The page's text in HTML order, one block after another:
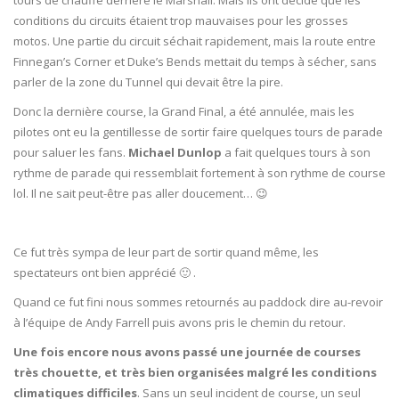
conditions du circuits étaient trop mauvaises pour les grosses
motos. Une partie du circuit séchait rapidement, mais la route entre
Finnegan’s Corner et Duke’s Bends mettait du temps à sécher, sans
parler de la zone du Tunnel qui devait être la pire.
Donc la dernière course, la Grand Final, a été annulée, mais les
pilotes ont eu la gentillesse de sortir faire quelques tours de parade
pour saluer les fans. Michael Dunlop a fait quelques tours à son
rythme de parade qui ressemblait fortement à son rythme de course
lol. Il ne sait peut-être pas aller doucement… 😉
Ce fut très sympa de leur part de sortir quand même, les
spectateurs ont bien apprécié 🙂 .
Quand ce fut fini nous sommes retournés au paddock dire au-revoir
à l’équipe de Andy Farrell puis avons pris le chemin du retour.
Une fois encore nous avons passé une journée de courses
très chouette, et très bien organisées malgré les conditions
climatiques difficiles. Sans un seul incident de course, un seul